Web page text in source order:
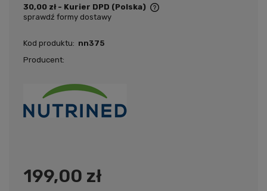
30,00 zł - Kurier DPD (Polska)
Cena nie zawiera ewentualnych kosztów płatności
sprawdź formy dostawy
Kod produktu: nn375
Producent:
199,00 zł